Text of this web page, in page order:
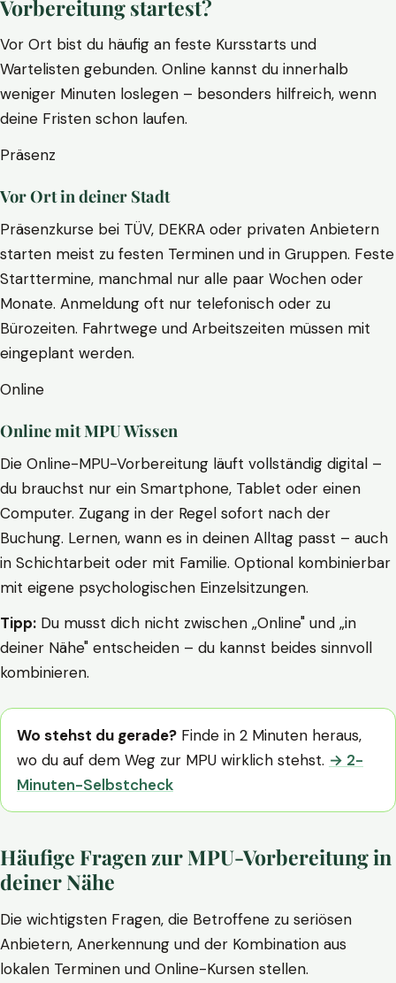
Vorbereitung startest?
Vor Ort bist du häufig an feste Kursstarts und
Wartelisten gebunden. Online kannst du innerhalb
weniger Minuten loslegen – besonders hilfreich, wenn
deine Fristen schon laufen.
Präsenz
Vor Ort in deiner Stadt
Präsenzkurse bei TÜV, DEKRA oder privaten Anbietern
starten meist zu festen Terminen und in Gruppen. Feste
Starttermine, manchmal nur alle paar Wochen oder
Monate. Anmeldung oft nur telefonisch oder zu
Bürozeiten. Fahrtwege und Arbeitszeiten müssen mit
eingeplant werden.
Online
Online mit MPU Wissen
Die Online-MPU-Vorbereitung läuft vollständig digital –
du brauchst nur ein Smartphone, Tablet oder einen
Computer. Zugang in der Regel sofort nach der
Buchung. Lernen, wann es in deinen Alltag passt – auch
in Schichtarbeit oder mit Familie. Optional kombinierbar
mit eigene psychologischen Einzelsitzungen.
Tipp: Du musst dich nicht zwischen „Online" und „in
deiner Nähe" entscheiden – du kannst beides sinnvoll
kombinieren.
Wo stehst du gerade? Finde in 2 Minuten heraus,
wo du auf dem Weg zur MPU wirklich stehst. → 2-
Minuten-Selbstcheck
Häufige Fragen zur MPU-Vorbereitung in
deiner Nähe
Die wichtigsten Fragen, die Betroffene zu seriösen
Anbietern, Anerkennung und der Kombination aus
lokalen Terminen und Online-Kursen stellen.